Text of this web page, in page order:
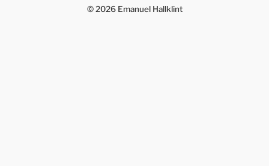
© 2026 Emanuel Hallklint